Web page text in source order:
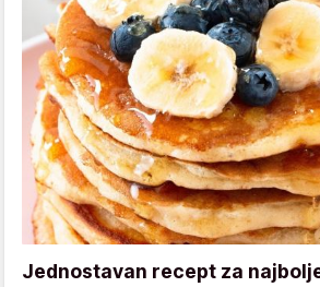
Jednostavan recept za